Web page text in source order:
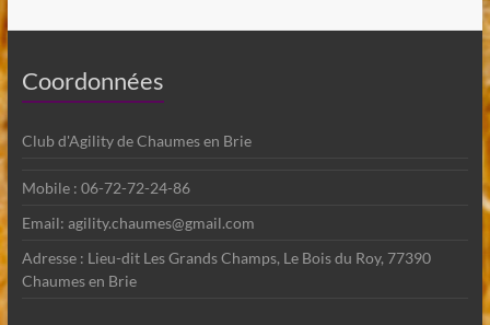
Coordonnées
Club d'Agility de Chaumes en Brie
Mobile : 06-72-72-24-86
Email: agility.chaumes@gmail.com
Adresse : Lieu-dit Les Grands Champs, Le Bois du Roy, 77390
Chaumes en Brie